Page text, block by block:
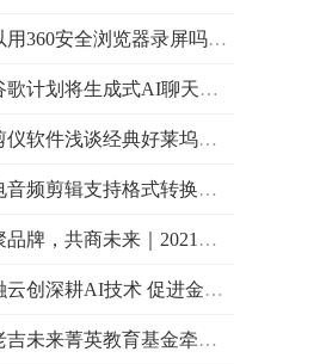
安全浏览器录屏吗？360安全浏览器如何开启青少
生成式AI聊天机器人Bard以小部件的形式
浅谈经典好莱坞电影背后的剪辑艺术
剪辑支持格式转换吗？如何在一段音频中插入另一
共商未来｜2021中国企业品牌建设峰会暨媒体发
深耕AI技术 促进金融机构盘活存量客户
来菁英教育基金牵手汕头大学首设 “刺柠吉奖学